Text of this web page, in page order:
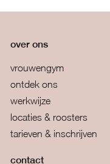
over ons
vrouwengym
ontdek ons
werkwijze
locaties & roosters
tarieven & inschrijven
contact